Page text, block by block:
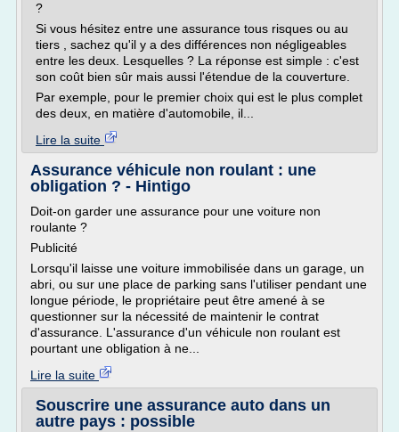
?
Si vous hésitez entre une assurance tous risques ou au
tiers , sachez qu'il y a des différences non négligeables
entre les deux. Lesquelles ? La réponse est simple : c'est
son coût bien sûr mais aussi l'étendue de la couverture.
Par exemple, pour le premier choix qui est le plus complet
des deux, en matière d'automobile, il...
Lire la suite
Assurance véhicule non roulant : une
obligation ? - Hintigo
Doit-on garder une assurance pour une voiture non
roulante ?
Publicité
Lorsqu'il laisse une voiture immobilisée dans un garage, un
abri, ou sur une place de parking sans l'utiliser pendant une
longue période, le propriétaire peut être amené à se
questionner sur la nécessité de maintenir le contrat
d'assurance. L'assurance d'un véhicule non roulant est
pourtant une obligation à ne...
Lire la suite
Souscrire une assurance auto dans un
autre pays : possible